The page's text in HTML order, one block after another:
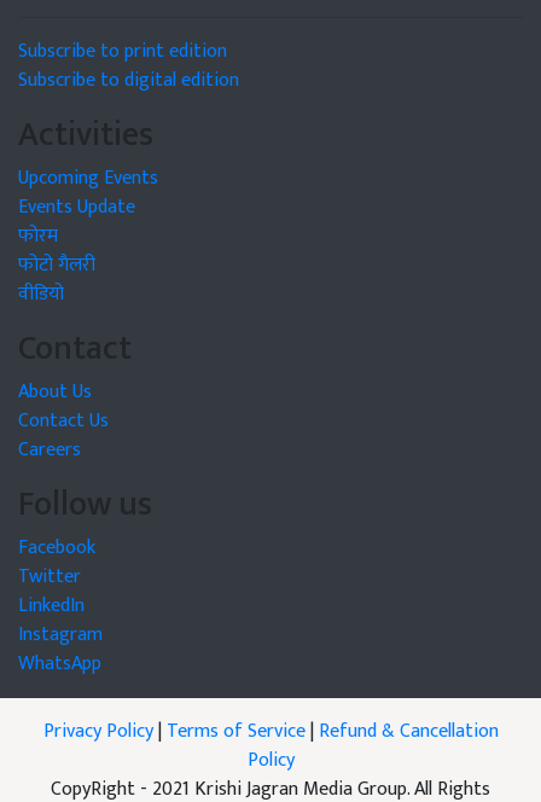
Subscribe to print edition
Subscribe to digital edition
Activities
Upcoming Events
Events Update
फोरम
फोटो गैलरी
वीडियो
Contact
About Us
Contact Us
Careers
Follow us
Facebook
Twitter
LinkedIn
Instagram
WhatsApp
Privacy Policy|Terms of Service|Refund & Cancellation
Policy
CopyRight - 2021 Krishi Jagran Media Group. All Rights